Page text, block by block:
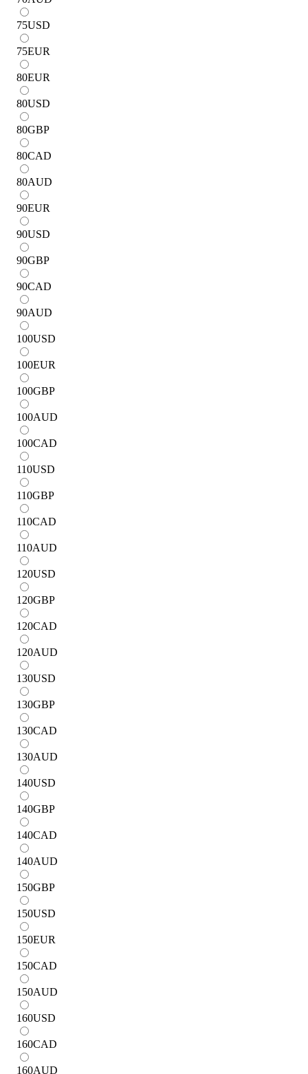
75USD
75EUR
80EUR
80USD
80GBP
80CAD
80AUD
90EUR
90USD
90GBP
90CAD
90AUD
100USD
100EUR
100GBP
100AUD
100CAD
110USD
110GBP
110CAD
110AUD
120USD
120GBP
120CAD
120AUD
130USD
130GBP
130CAD
130AUD
140USD
140GBP
140CAD
140AUD
150GBP
150USD
150EUR
150CAD
150AUD
160USD
160CAD
160AUD